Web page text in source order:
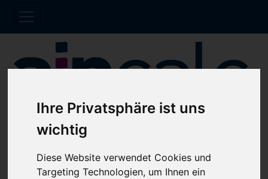
Ihre Privatsphäre ist uns
wichtig
Diese Website verwendet Cookies und
Targeting Technologien, um Ihnen ein